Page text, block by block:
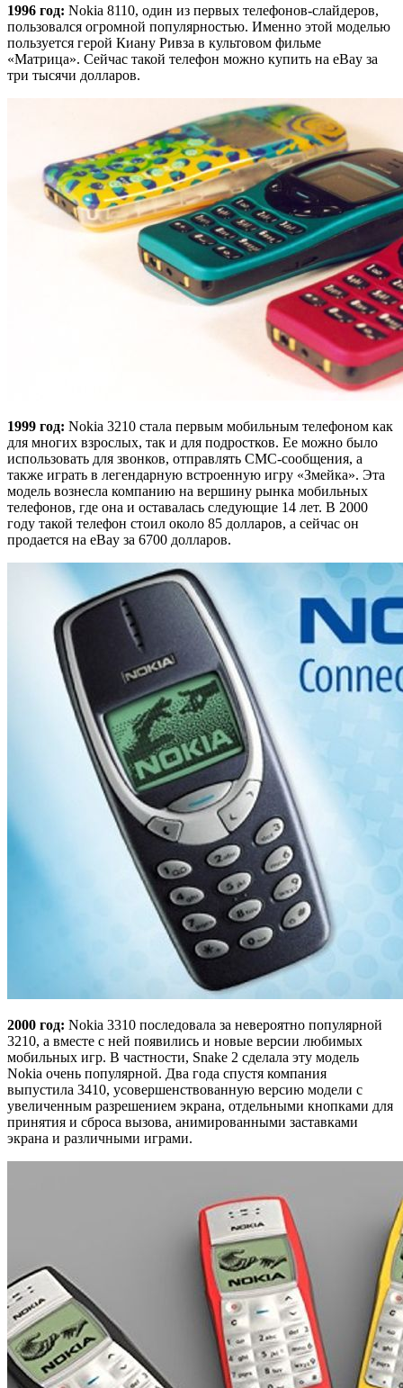
1996 год: Nokia 8110, один из первых телефонов-слайдеров,
пользовался огромной популярностью. Именно этой моделью
пользуется герой Киану Ривза в культовом фильме
«Матрица». Сейчас такой телефон можно купить на eBay за
три тысячи долларов.
1999 год: Nokia 3210 стала первым мобильным телефоном как
для многих взрослых, так и для подростков. Ее можно было
использовать для звонков, отправлять СМС-сообщения, а
также играть в легендарную встроенную игру «Змейка». Эта
модель вознесла компанию на вершину рынка мобильных
телефонов, где она и оставалась следующие 14 лет. В 2000
году такой телефон стоил около 85 долларов, а сейчас он
продается на eBay за 6700 долларов.
2000 год: Nokia 3310 последовала за невероятно популярной
3210, а вместе с ней появились и новые версии любимых
мобильных игр. В частности, Snake 2 сделала эту модель
Nokia очень популярной. Два года спустя компания
выпустила 3410, усовершенствованную версию модели с
увеличенным разрешением экрана, отдельными кнопками для
принятия и сброса вызова, анимированными заставками
экрана и различными играми.